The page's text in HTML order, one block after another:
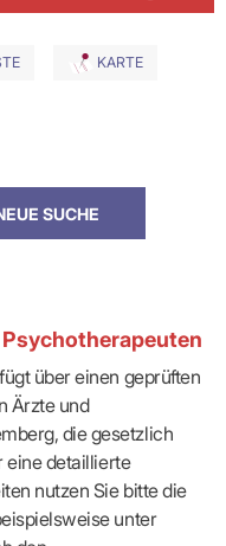
KARTE
über einen geprüften
Ärzte und
die gesetzlich
eine detaillierte
nutzen Sie bitte die
unter